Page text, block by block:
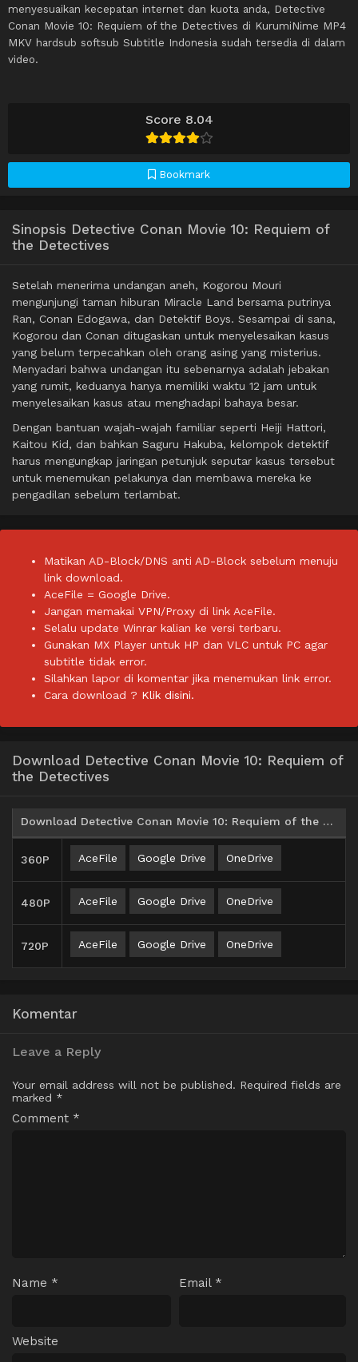
Score 8.04
Bookmark
menyesuaikan kecepatan internet dan kuota anda, Detective
Conan Movie 10: Requiem of the Detectives di KurumiNime MP4
MKV hardsub softsub Subtitle Indonesia sudah tersedia di dalam
video.
Sinopsis Detective Conan Movie 10: Requiem of
the Detectives
Setelah menerima undangan aneh, Kogorou Mouri
mengunjungi taman hiburan Miracle Land bersama putrinya
Ran, Conan Edogawa, dan Detektif Boys. Sesampai di sana,
Kogorou dan Conan ditugaskan untuk menyelesaikan kasus
yang belum terpecahkan oleh orang asing yang misterius.
Menyadari bahwa undangan itu sebenarnya adalah jebakan
yang rumit, keduanya hanya memiliki waktu 12 jam untuk
menyelesaikan kasus atau menghadapi bahaya besar.
Dengan bantuan wajah-wajah familiar seperti Heiji Hattori,
Kaitou Kid, dan bahkan Saguru Hakuba, kelompok detektif
harus mengungkap jaringan petunjuk seputar kasus tersebut
untuk menemukan pelakunya dan membawa mereka ke
pengadilan sebelum terlambat.
Matikan AD-Block/DNS anti AD-Block sebelum menuju
link download.
AceFile = Google Drive.
Jangan memakai VPN/Proxy di link AceFile.
Selalu update Winrar kalian ke versi terbaru.
Gunakan MX Player untuk HP dan VLC untuk PC agar
subtitle tidak error.
Silahkan lapor di komentar jika menemukan link error.
Cara download ? Klik disini.
Download Detective Conan Movie 10: Requiem of
the Detectives
Download Detective Conan Movie 10: Requiem of the Detectives Subtitle Indonesia
360P AceFile Google Drive OneDrive
480P AceFile Google Drive OneDrive
720P AceFile Google Drive OneDrive
Komentar
Leave a Reply
Your email address will not be published. Required fields are
marked *
Comment *
Name * Email *
Website